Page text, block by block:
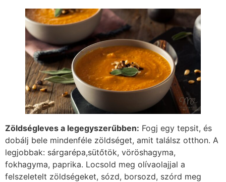
Zöldségleves a legegyszerűbben: Fogj egy tepsit, és
dobálj bele mindenféle zöldséget, amit találsz otthon. A
legjobbak: sárgarépa,sütőtök, vöröshagyma,
fokhagyma, paprika. Locsold meg olívaolajjal a
felszeletelt zöldségeket, sózd, borsozd, szórd meg